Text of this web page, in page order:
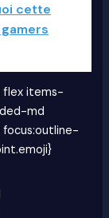
cette
flex items-
md